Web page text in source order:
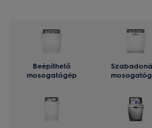
illeszkednek konyhájába.
Beépíthető
mosogatógép